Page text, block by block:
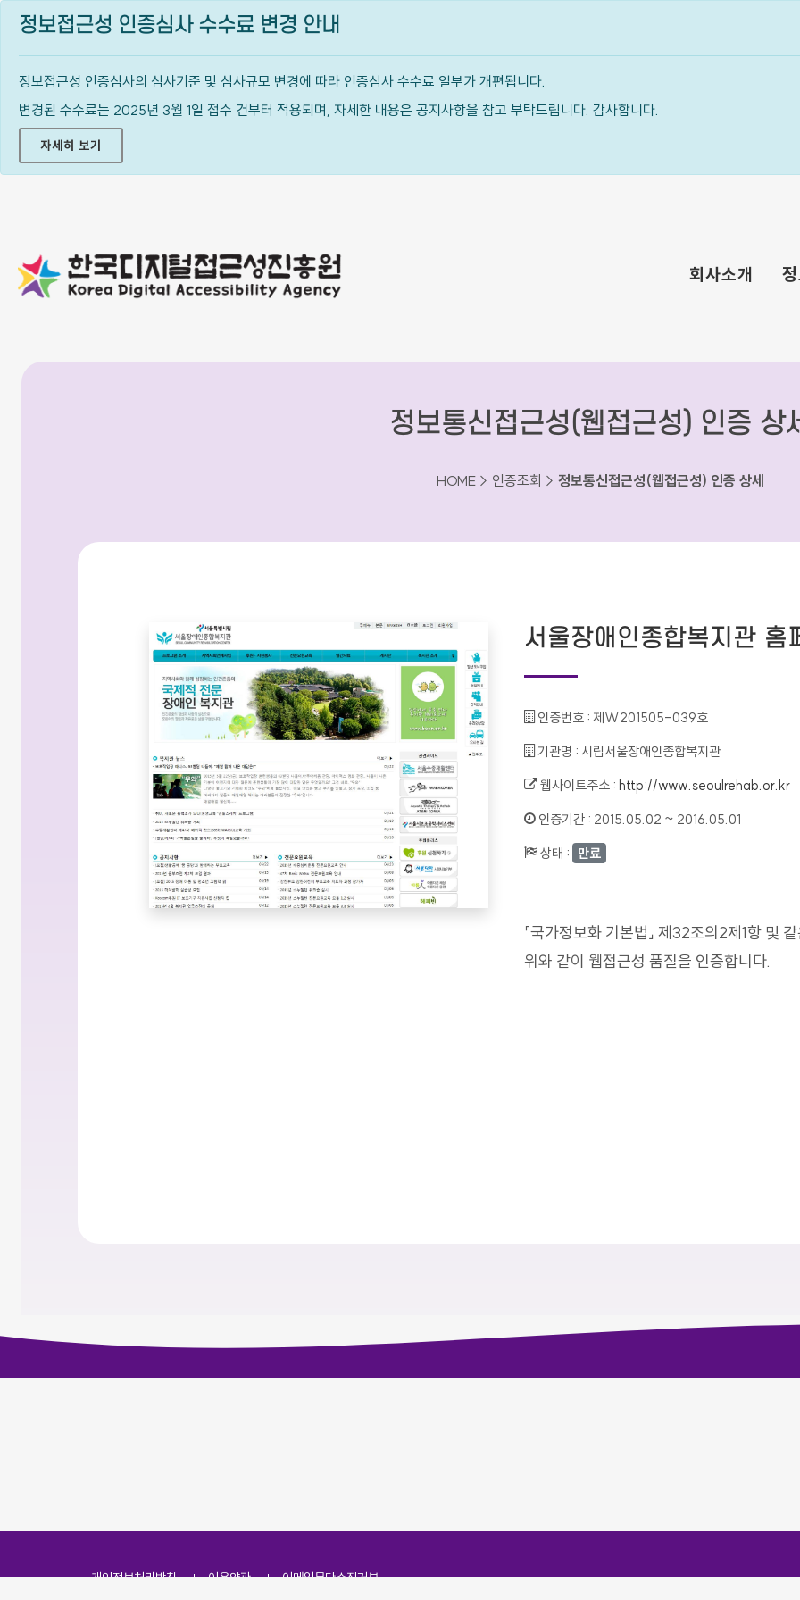
정보접근성 인증심사 수수료 변경 안내
정보접근성 인증심사의 심사기준 및 심사규모 변경에 따라 인증심사 수수료 일부가 개편됩니다.
변경된 수수료는 2025년 3월 1일 접수 건부터 적용되며, 자세한 내용은 공지사항을 참고 부탁드립니다. 감사합니다.
자세히 보기
회사소개
정보통신접근성(웹접근성) 인증 상세
HOME > 인증조회 > 정보통신접근성(웹접근성) 인증 상세
서울장애인종합복지관 홈
인증번호 :제W201505-039호
기관명 :시립서울장애인종합복지관
웹사이트주소 :http://www.seoulrehab.or.kr
인증기간 : 2015.05.02 ~ 2016.05.01
상태 : 만료
「국가정보화 기본법」 제32조의2제1항 및
위와 같이 웹접근성 품질을 인증합니다.
개인정보처리방침 이용약관 이메일무단수집거부